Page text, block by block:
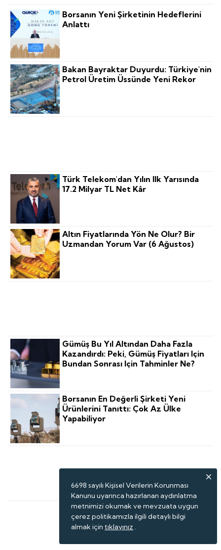
Borsanın Yeni Şirketinin Hedeflerini
Anlattı
Bakan Bayraktar Duyurdu: Türkiye'nin
Petrol Üretim Üssünde Yeni Rekor
Türk Telekom'dan Yılın Ilk Yarısında
17.2 Milyar TL Net Kâr
Altın Fiyatlarında Yön Ne Olur? Bir
Uzmandan Yorum Var (6 Ağustos)
Gümüş Bu Yıl Altından Daha Fazla
Kazandırdı: Peki, Gümüş Fiyatları Için
Bundan Sonrası Için Tahminler Ne?
Borsanın En Değerli Şirketi Yeni
Ürünlerini Tanıttı: Çok Az Ülke
Yapabiliyor
6698 sayılı Kişisel Verilerin Korunması
Kanunu uyarınca hazırlanan aydınlatma
metnimizi okumak ve mevzuata uygun
çerez politikamızla ilgili detaylı bilgi
almak için tıklayınız .